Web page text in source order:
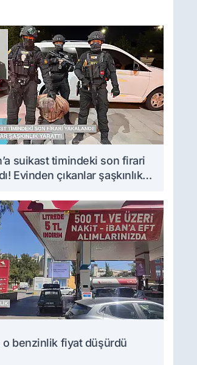
suikast timindeki son firari
Evinden çıkanlar şaşkınlık
o benzinlik fiyat düşürdü